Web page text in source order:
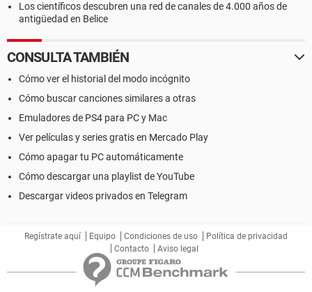
Los científicos descubren una red de canales de 4.000 años de
antigüedad en Belice
CONSULTA TAMBIÉN
Cómo ver el historial del modo incógnito
Cómo buscar canciones similares a otras
Emuladores de PS4 para PC y Mac
Ver películas y series gratis en Mercado Play
Cómo apagar tu PC automáticamente
Cómo descargar una playlist de YouTube
Descargar videos privados en Telegram
Regístrate aquí Equipo Condiciones de uso
Política de privacidad
Contacto
Aviso legal